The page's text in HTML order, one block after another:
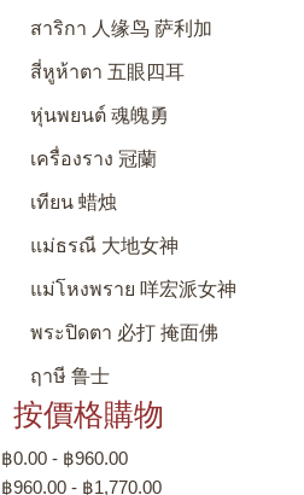
สาริกา 人缘鸟 萨利加
สี่หูห้าตา 五眼四耳
หุ่นพยนต์ 魂魄勇
เครื่องราง 冠蘭
เทียน 蜡烛
แม่ธรณี 大地女神
แม่โหงพราย 咩宏派女神
พระปิดตา 必打 掩面佛
ฤาษี 鲁士
按價格購物
฿0.00 - ฿960.00
฿960.00 - ฿1,770.00